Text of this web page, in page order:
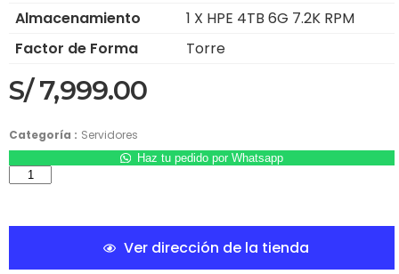
Almacenamiento
1 X HPE 4TB 6G 7.2K RPM
Factor de Forma
Torre
S/7,999.00
Categoría : Servidores
Haz tu pedido por Whatsapp
Ver dirección de la tienda